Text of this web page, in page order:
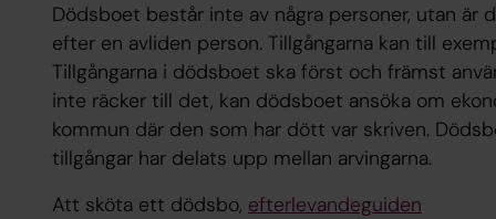
Dödsboet består inte av några personer, utan är
efter en avliden person. Tillgångarna kan till
Tillgångarna i dödsboet ska först och främst
inte räcker till det, kan dödsboet ansöka om
kommun där den som har dött var skriven.
tillgångar har delats upp mellan arvingarna.
Att sköta ett dödsbo, efterlevandeguiden